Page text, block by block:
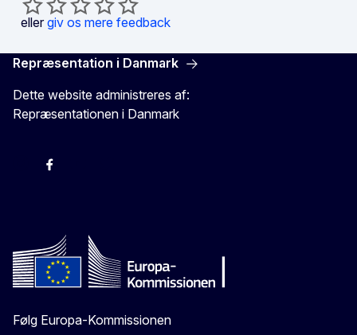
eller giv os mere feedback
Repræsentation i Danmark
Dette website administreres af:
Repræsentationen i Danmark
Følg Europa-Kommissionen